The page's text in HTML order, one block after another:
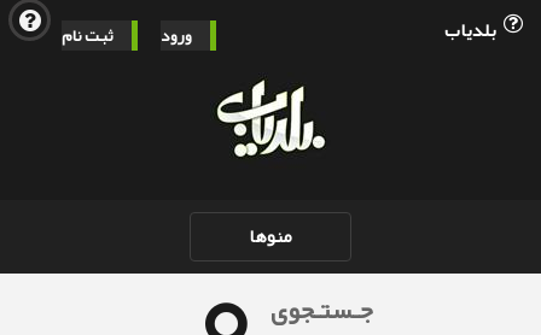
ورود ثبت نام بلدیاب
Toggle
navigation
منوها
جـستـجوی